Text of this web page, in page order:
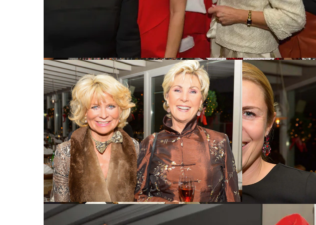
Katja Kleffmann, Dr. Brigitte Klapp und Dagmar Viereck
Annette von Rantzau, Sabrina Staubitz, Santa, Kristina Tröger und Dr. Katarzyna Mol-Wolf
Andrea Dieckmann und Trixi Bresser